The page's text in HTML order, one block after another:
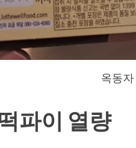
옥동
파이 열량